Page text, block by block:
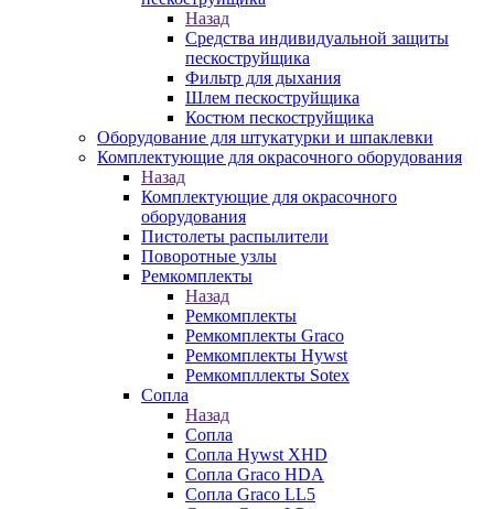
Назад
Средства индивидуальной защиты
пескоструйщика
Фильтр для дыхания
Шлем пескоструйщика
Костюм пескоструйщика
Оборудование для штукатурки и шпаклевки
Комплектующие для окрасочного оборудования
Назад
Комплектующие для окрасочного
оборудования
Пистолеты распылители
Поворотные узлы
Ремкомплекты
Назад
Ремкомплекты
Ремкомплекты Graco
Ремкомплекты Hywst
Ремкомпллекты Sotex
Сопла
Назад
Сопла
Сопла Hywst XHD
Сопла Graco HDA
Сопла Graco LL5